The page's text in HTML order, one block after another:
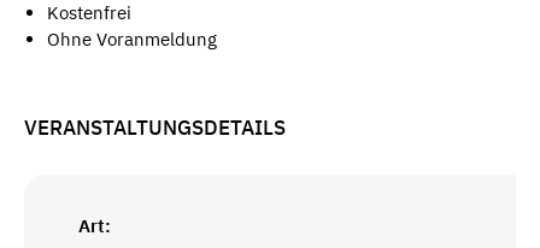
Kostenfrei
Ohne Voranmeldung
VERANSTALTUNGSDETAILS
Art: